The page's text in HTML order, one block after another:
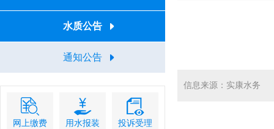
水质公告
通知公告
网上缴费 用水报装 投诉受理
信息来源：实康水务